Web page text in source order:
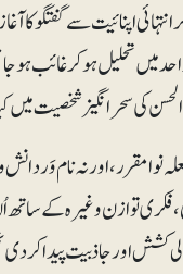
اپنائیت سے گفتگو
واحد میں تحلیل ہوکر
کی سحرانگیز شخصیت میں
نوا مقرر، اور نہ نام وَر
فکری توازن وغیرہ کے
اور جاذبیت پیدا